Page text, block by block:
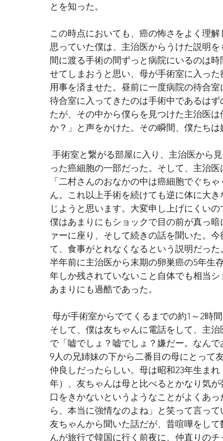
とを知った。
この時点においても、癌の怖さをよく理
思っていた僕は、主治医からうけた説明
間に渡る手術の間ずっと病院にいるのは
せてしまおうと思い、母が手術室に入っ
用事を済ませた。昼前に一度病院の待合
待合室に入ってきたのは手術中であるは
たが、その中から僕らを見つけた主治医
か？」と声をかけた。その瞬間、僕たち
手術室と繋がる部屋に入り、主治医から
った癌細胞の一部だった。そして、主治
「二村さんのおなかの中は癌細胞でぐち
ん。これ以上手術を続けても逆に体に大
じようと思います。大変申し上げにくい
僕はあまりにもショックで目の前が真っ
ァーに座り、そして続きの話を聞いた。
て、食事がとれなくなるという説明だっ
半年前に主治医から末期の卵巣癌の5年生
年しか残されていないこと自体でも相当
あまりにも過酷であった。
母が手術室からでてくるまでの約1～2時
そして、僕は友ちゃんに電話をして、主
で「嘘でしょ？嘘でしょ？嫌だー。なん
9人の兄姉妹の下から二番目の母にとって
仲良しだったらしい。母は昭和23年生ま
年）、友ちゃんは母と比べるとかなり気
口をきかないというようなことがよくあ
ら、本当に強情なのよね」と笑って言って
友ちゃんから聞いた話だが、昔喧嘩をし
んが旅行で韓国に行く前夜に、仲直りの